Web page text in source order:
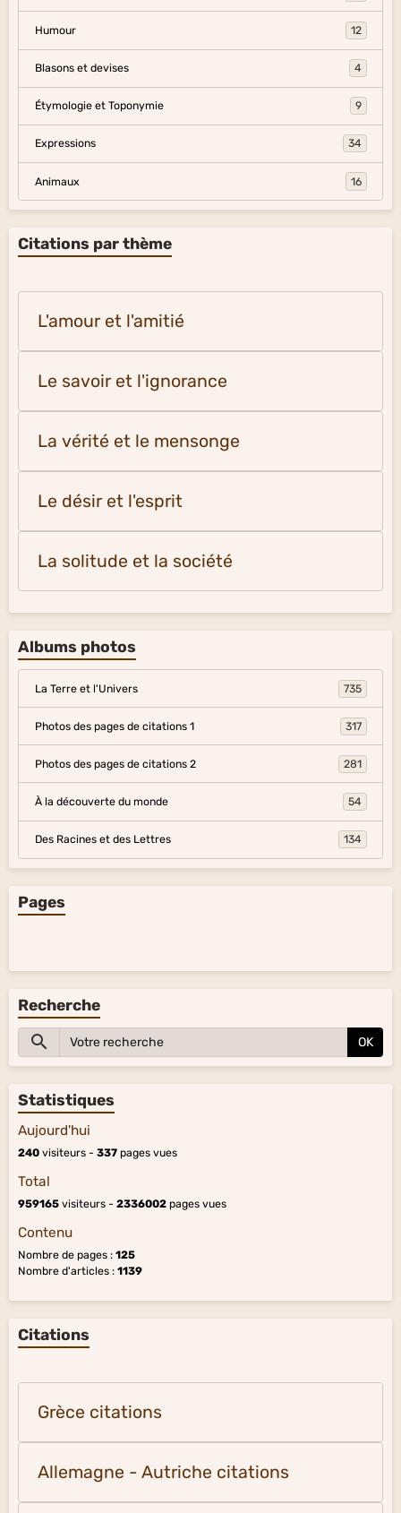
Humour 12
Blasons et devises 4
Étymologie et Toponymie 9
Expressions 34
Animaux 16
Citations par thème
L'amour et l'amitié
Le savoir et l'ignorance
La vérité et le mensonge
Le désir et l'esprit
La solitude et la société
Albums photos
La Terre et l'Univers 735
Photos des pages de citations 1 317
Photos des pages de citations 2 281
À la découverte du monde 54
Des Racines et des Lettres 134
Pages
Recherche
OK
Statistiques
Aujourd'hui
240 visiteurs - 337 pages vues
Total
959165 visiteurs - 2336002 pages vues
Contenu
Nombre de pages : 125
Nombre d'articles : 1139
Citations
Grèce citations
Allemagne - Autriche citations